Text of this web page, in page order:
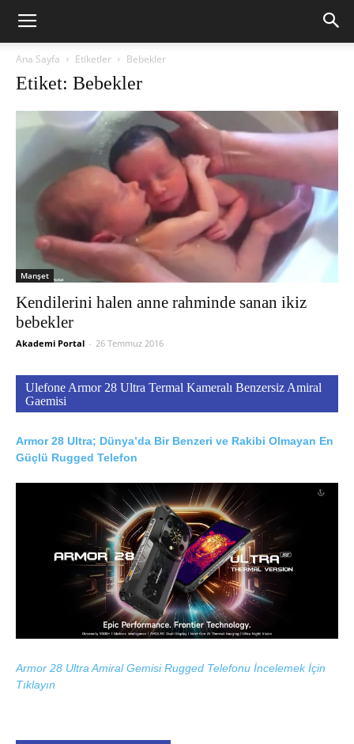
Ana Sayfa Etiketler Bebekler
Etiket: Bebekler
Manşet
Kendilerini halen anne rahminde sanan ikiz
bebekler
Akademi Portal - 26 Temmuz 2016
Ulefone Armor 28 Ultra Termal Kameralı Benzersiz Amiral
Gaemisi
Armor 28 Ultra; Dünya’da Bir Benzeri ve Rakibi Olmayan En
Güçlü Rugged Telefon
Armor 28 Ultra Amiral Gemisi Rugged Telefonu İncelemek İçin
Tıklayın